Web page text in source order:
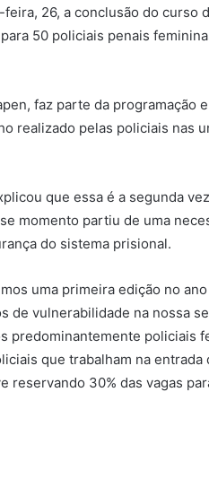
26, a conclusão do curso
50 policiais penais
faz parte da programação
realizado pelas policiais nas
que essa é a segunda
momento partiu de uma
do sistema prisional.
uma primeira edição no
de vulnerabilidade na nossa
predominantemente policiais
que trabalham na
reservando 30% das vagas